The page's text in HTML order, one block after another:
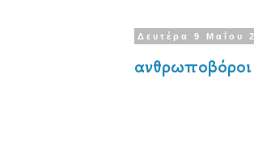
Δευτέρα 9 Μαΐου
ανθρωποβόροι